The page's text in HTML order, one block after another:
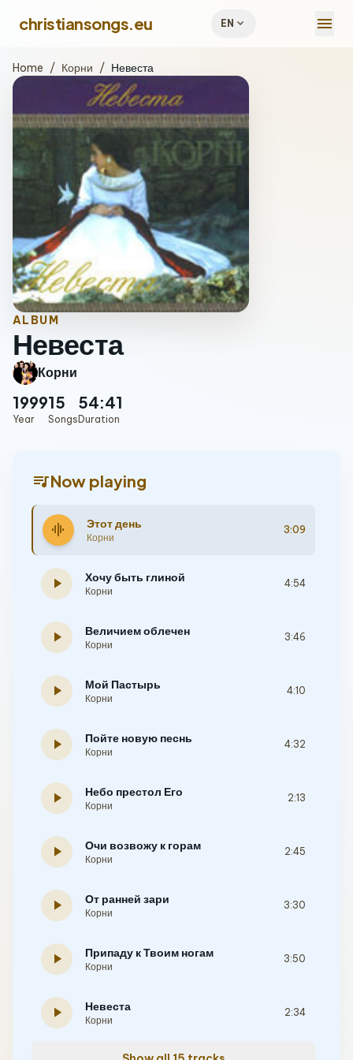
christiansongs.eu EN expand_more menu
Home / Корни / Невеста
ALBUM
Невеста
Корни
1999
Year
15
Songs
54:41
Duration
queue_musicNow playing
graphic_eq Этот день
Корни
3:09
play_arrow Хочу быть глиной
Корни
4:54
play_arrow Величием облечен
Корни
3:46
play_arrow Мой Пастырь
Корни
4:10
play_arrow Пойте новую песнь
Корни
4:32
play_arrow Небо престол Его
Корни
2:13
play_arrow Очи возвожу к горам
Корни
2:45
play_arrow От ранней зари
Корни
3:30
play_arrow Припаду к Твоим ногам
Корни
3:50
play_arrow Невеста
Корни
2:34